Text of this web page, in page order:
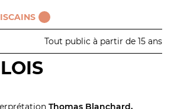
Tout public à partir de 15 ans
Thomas Blanchard,